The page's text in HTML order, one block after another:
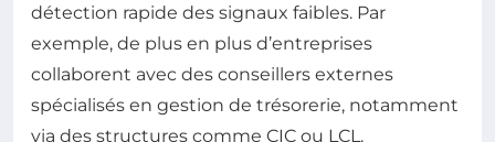
détection rapide des signaux faibles. Par
exemple, de plus en plus d’entreprises
collaborent avec des conseillers externes
spécialisés en gestion de trésorerie, notamment
via des structures comme CIC ou LCL.